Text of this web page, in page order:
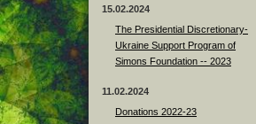
15.02.2024
The Presidential Discretionary-
Ukraine Support Program of
Simons Foundation -- 2023
11.02.2024
Donations 2022-23